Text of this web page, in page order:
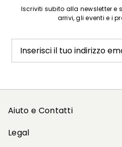
Iscriviti subito alla newsletter e
arrivi, gli eventi e i
Inserisci il tuo indirizzo
Aiuto e Contatti
Legal